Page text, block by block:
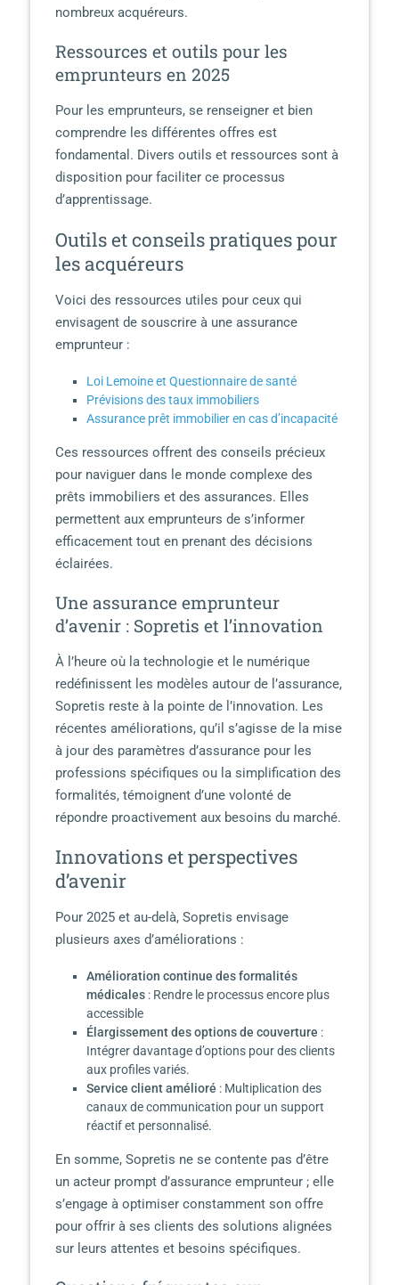
nombreux acquéreurs.
Ressources et outils pour les
emprunteurs en 2025
Pour les emprunteurs, se renseigner et bien
comprendre les différentes offres est
fondamental. Divers outils et ressources sont à
disposition pour faciliter ce processus
d’apprentissage.
Outils et conseils pratiques pour
les acquéreurs
Voici des ressources utiles pour ceux qui
envisagent de souscrire à une assurance
emprunteur :
Loi Lemoine et Questionnaire de santé
Prévisions des taux immobiliers
Assurance prêt immobilier en cas d’incapacité
Ces ressources offrent des conseils précieux
pour naviguer dans le monde complexe des
prêts immobiliers et des assurances. Elles
permettent aux emprunteurs de s’informer
efficacement tout en prenant des décisions
éclairées.
Une assurance emprunteur
d’avenir : Sopretis et l’innovation
À l’heure où la technologie et le numérique
redéfinissent les modèles autour de l’assurance,
Sopretis reste à la pointe de l’innovation. Les
récentes améliorations, qu’il s’agisse de la mise
à jour des paramètres d’assurance pour les
professions spécifiques ou la simplification des
formalités, témoignent d’une volonté de
répondre proactivement aux besoins du marché.
Innovations et perspectives
d’avenir
Pour 2025 et au-delà, Sopretis envisage
plusieurs axes d’améliorations :
Amélioration continue des formalités
médicales: Rendre le processus encore plus
accessible
Élargissement des options de couverture :
Intégrer davantage d’options pour des clients
aux profiles variés.
Service client amélioré : Multiplication des
canaux de communication pour un support
réactif et personnalisé.
En somme, Sopretis ne se contente pas d’être
un acteur prompt d’assurance emprunteur ; elle
s’engage à optimiser constamment son offre
pour offrir à ses clients des solutions alignées
sur leurs attentes et besoins spécifiques.